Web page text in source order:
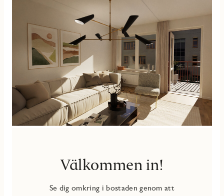
tvättutrustningen finns en praktisk arbetsbänk och förvaring
i väggskåp. JMs torkställning John och ytterligare förvaring i
kommod gör det lätt att hålla ordning.
Även i badrummet finns möjlighet att sätta din egen prägel
på bland annat kakel och klinker med inredningsval – i den
digitala inredningsväljaren hittar du alla tillval.
BALKONG
Möblerbar balkong i västerläge. På balkongen har du plats för
exempelvis sittgrupp och egna planteringar.
Lägenheten utrustas med Triple play från Telia (IP-telefoni,
Välkommen in!
Se dig omkring i bostaden genom att